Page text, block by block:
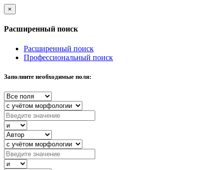
×
Расширенный поиск
Расширенный поиск
Профессиональный поиск
Заполните необходимые поля: